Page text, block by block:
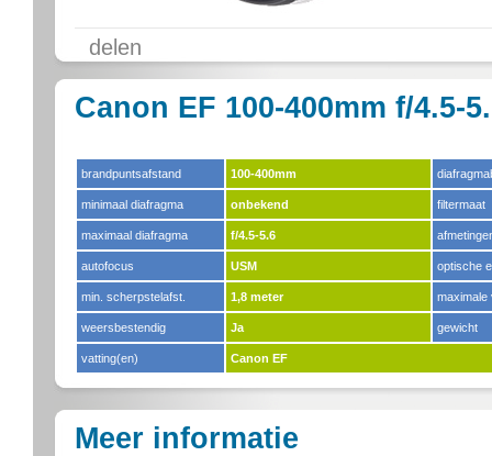
delen
Canon EF 100-400mm f/4.5-
brandpuntsafstand 100-400mm
minimaal diafragma onbekend filtermaat
maximaal diafragma f/4.5-5.6
autofocus USM optische
min. scherpstelafst. 1,8 meter maximale
weersbestendig Ja gewicht
vatting(en) Canon EF
Meer informatie